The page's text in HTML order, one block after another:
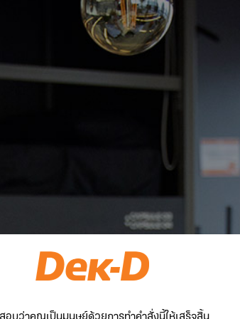
อบว่าคุณเป็นมนุษย์ด้วยการทำคำสั่งนี้ให้เสร็จสิ้น